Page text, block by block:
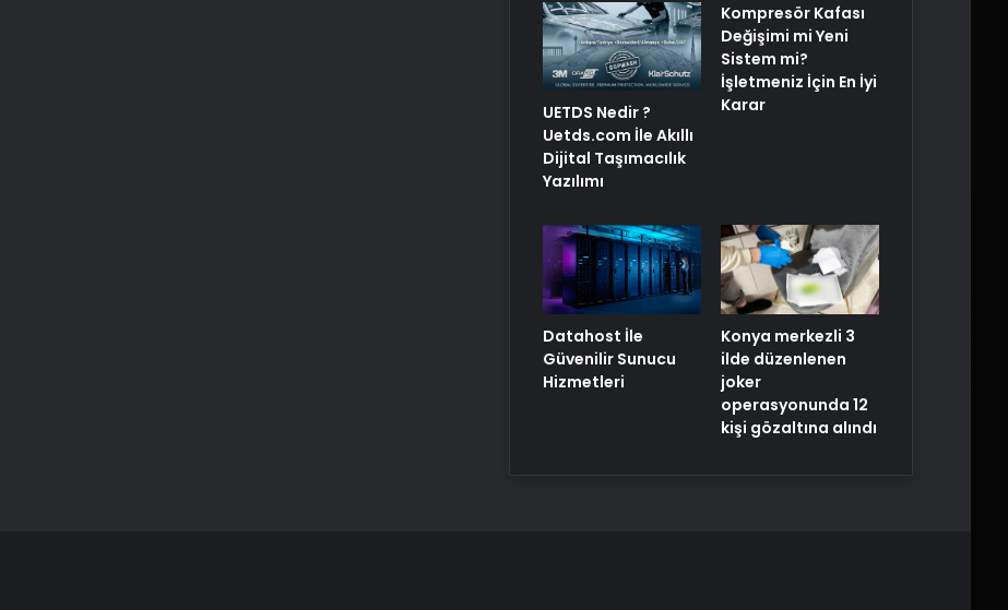
UETDS Nedir ?
Uetds.com İle Akıllı
Dijital Taşımacılık
Yazılımı
Kompresör Kafası
Değişimi mi Yeni
Sistem mi?
İşletmeniz İçin En İyi
Karar
Datahost İle
Güvenilir Sunucu
Hizmetleri
Konya merkezli 3
ilde düzenlenen
joker
operasyonunda 12
kişi gözaltına alındı